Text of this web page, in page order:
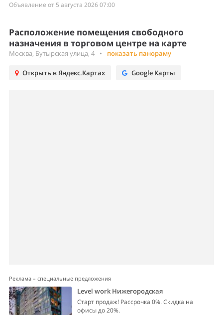
Объявление от 5 августа 2026 07:00
Расположение помещения свободного
назначения в торговом центре на карте
Москва, Бутырская улица, 4 • показать панораму
Открыть в Яндекс.Картах Google Карты
Реклама – специальные предложения
Level work Нижегородская
Старт продаж! Рассрочка 0%. Скидка на
офисы до 20%.